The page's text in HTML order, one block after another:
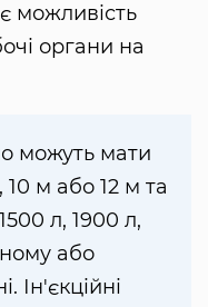
можливість
органи на
можуть мати
м або 12 м та
л, 1900 л,
або
Ін'єкційні